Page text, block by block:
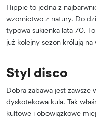
Hippie to jedna z
wzornictwo z natury. Do
typowa sukienka lata 70.
już kolejny sezon królują
Styl disco
Dobra zabawa jest zawsze
dyskotekowa kula. Tak
kultowe i obowiązkowe